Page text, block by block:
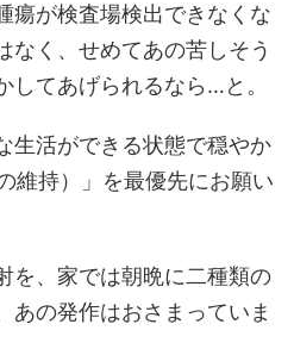
瘍が検査場検出できなくな
なく、せめてあの苦しそう
してあげられるなら…と。
生活ができる状態で穏やか
維持）」を最優先にお願い
を、家では朝晩に二種類の
あの発作はおさまっていま